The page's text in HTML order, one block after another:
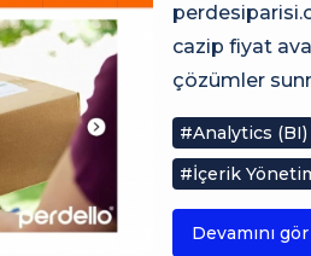
cazip fiyat
çözümler
#Analytics (BI)
#İçerik
Devamını gör